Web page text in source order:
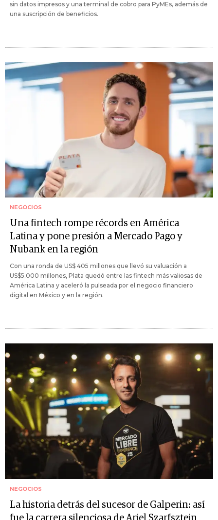
sin datos impresos y una terminal de cobro para PyMEs, además de
una suscripción de beneficios.
NEGOCIOS
Una fintech rompe récords en América
Latina y pone presión a Mercado Pago y
Nubank en la región
Con una ronda de US$ 405 millones que llevó su valuación a
US$5.000 millones, Plata quedó entre las fintech más valiosas de
América Latina y aceleró la pulseada por el negocio financiero
digital en México y en la región.
NEGOCIOS
La historia detrás del sucesor de Galperin: así
fue la carrera silenciosa de Ariel Szarfsztejn